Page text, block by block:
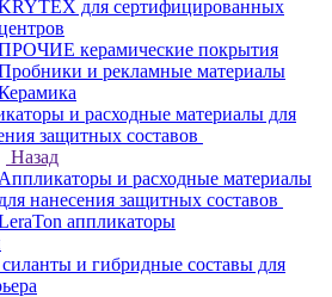
для сертифицированных
керамические покрытия
и рекламные материалы
и расходные материалы для
защитных составов
Назад
Аппликаторы и расходные материалы
для нанесения защитных составов
аппликаторы
и гибридные составы для